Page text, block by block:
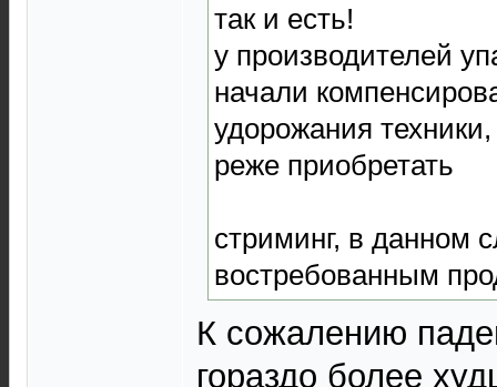
так и есть!
у производителей
начали
удорожания
реже приобретать
стриминг, в данном
востребованным
К сожалению
гораздо более